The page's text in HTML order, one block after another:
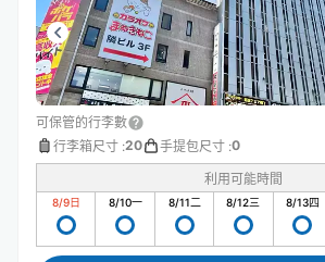
可保管的行李數
行李箱尺寸 :20 手提包尺寸 :0
利用可能時間
8/9日 8/10一 8/11二 8/12三 8/13四